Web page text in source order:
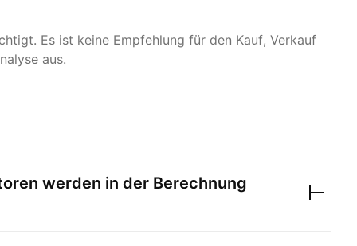
Es ist keine Empfehlung für den Kauf, Verkauf
aus.
werden in der Berechnung